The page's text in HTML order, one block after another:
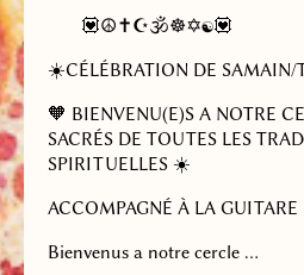
💟☮✝☪🕉☸✡☯💟
☀️CÉLÉBRATION DE SAMAIN/
🧡 BIENVENU(E)S A NOTRE
SACRÉS DE TOUTES LES
SPIRITUELLES ☀️
ACCOMPAGNÉ À LA GUITARE
Bienvenus a notre cercle …